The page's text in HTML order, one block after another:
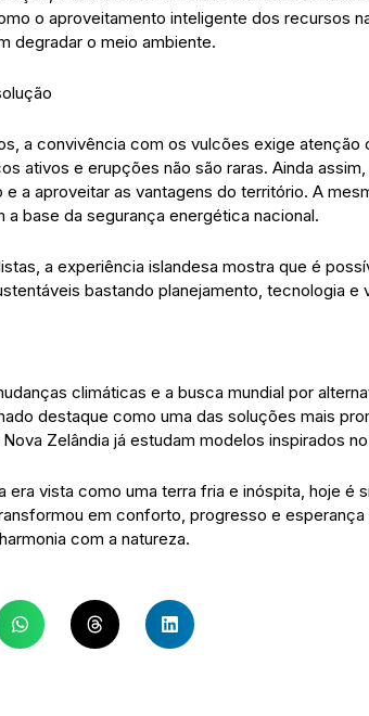
o aproveitamento inteligente dos recursos
degradar o meio ambiente.
a convivência com os vulcões exige atenção
ativos e erupções não são raras. Ainda
a aproveitar as vantagens do território. A
base da segurança energética nacional.
a experiência islandesa mostra que é
bastando planejamento, tecnologia e
climáticas e a busca mundial por
destaque como uma das soluções mais
Zelândia já estudam modelos inspirados
era vista como uma terra fria e inóspita, hoje é
em conforto, progresso e esperança
com a natureza.